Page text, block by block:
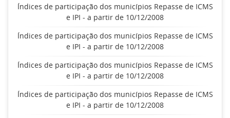
Índices de participação dos municípios Repasse de ICMS
e IPI - a partir de 10/12/2008
Índices de participação dos municípios Repasse de ICMS
e IPI - a partir de 10/12/2008
Índices de participação dos municípios Repasse de ICMS
e IPI - a partir de 10/12/2008
Índices de participação dos municípios Repasse de ICMS
e IPI - a partir de 10/12/2008